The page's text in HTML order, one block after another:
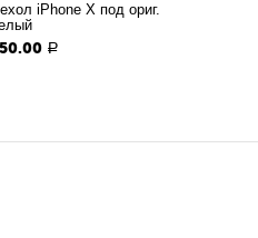
iPhone X под ориг.
Р